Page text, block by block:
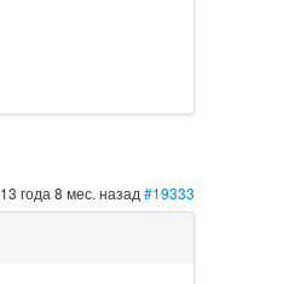
13 года 8 мес. назад #19333